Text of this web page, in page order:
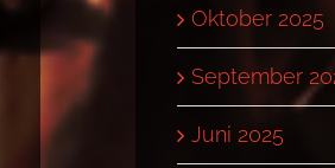
Oktober 2025
September
Juni 2025